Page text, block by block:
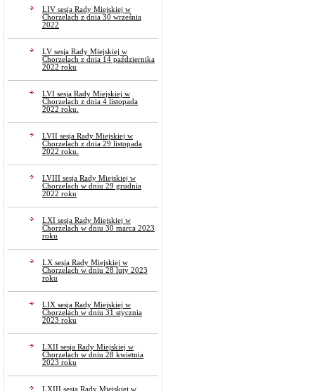
LIV sesja Rady Miejskiej w
Chorzelach z dnia 30 września
2022
LV sesja Rady Miejskiej w
Chorzelach z dnia 14 października
2022 roku
LVI sesja Rady Miejskiej w
Chorzelach z dnia 4 listopada
2022 roku.
LVII sesja Rady Miejskiej w
Chorzelach z dnia 29 listopada
2022 roku.
LVIII sesja Rady Miejskiej w
Chorzelach w dniu 29 grudnia
2022 roku
LXI sesja Rady Miejskiej w
Chorzelach w dniu 30 marca 2023
roku
LX sesja Rady Miejskiej w
Chorzelach w dniu 28 luty 2023
roku
LIX sesja Rady Miejskiej w
Chorzelach w dniu 31 stycznia
2023 roku
LXII sesja Rady Miejskiej w
Chorzelach w dniu 28 kwietnia
2023 roku
LXIII sesja Rady Miejskiej w